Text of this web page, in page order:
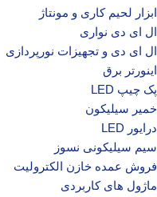
ابزار لحیم کاری و مونتاژ
ال ای دی‌ نواری
ال‌ ای‌ دی و تجهیزات نورپردازی
اینورتر برق
پک چیپ LED
خمیر سیلیکون
درایور LED
سیم سیلیکونی نسوز
فروش عمده خازن الکترولیت
ماژول های کاربردی